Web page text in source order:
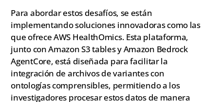
Para abordar estos desafíos, se están
implementando soluciones innovadoras como las
que ofrece AWS HealthOmics. Esta plataforma,
junto con Amazon S3 tables y Amazon Bedrock
AgentCore, está diseñada para facilitar la
integración de archivos de variantes con
ontologías comprensibles, permitiendo a los
investigadores procesar estos datos de manera